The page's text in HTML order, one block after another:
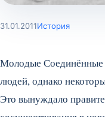
31.01.2011История
Молодые
людей, однако
Это вынуждало